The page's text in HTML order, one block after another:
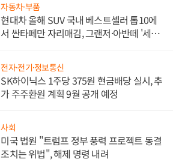
자동차·부품
현대차 올해 SUV 국내 베스트셀러 톱10에
서 싼타페만 자리매김, 그랜저·아반떼 '세단
전자·전기·정보통신
SK하이닉스 1주당 375원 현금배당 실시, 추
가 주주환원 계획 9월 공개 예정
사회
미국 법원 "트럼프 정부 풍력 프로젝트 동결
조치는 위법", 해제 명령 내려